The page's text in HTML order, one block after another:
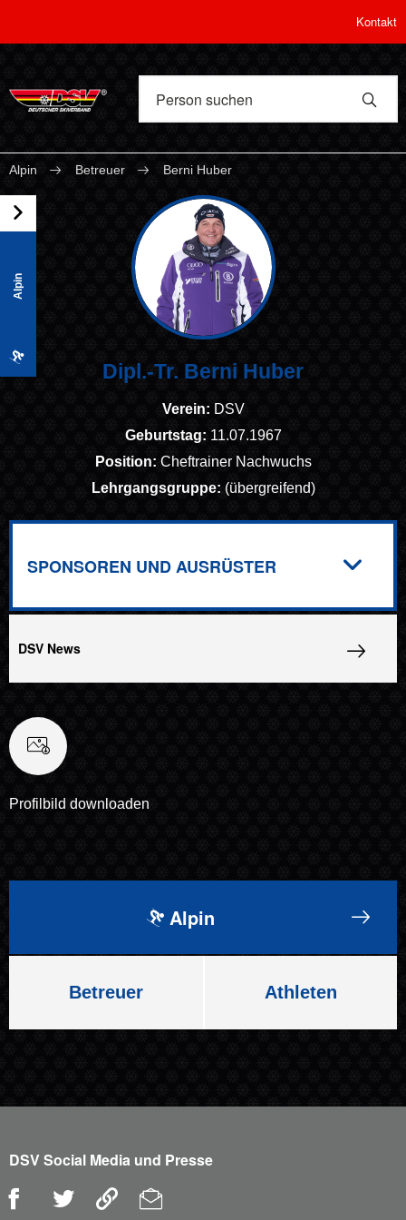
Kontakt
Alpin Betreuer Berni Huber
Alpin
Dipl.-Tr. Berni Huber
Verein: DSV
Geburtstag: 11.07.1967
Position: Cheftrainer Nachwuchs
Lehrgangsgruppe: (übergreifend)
SPONSOREN UND AUSRÜSTER
DSV News
Profilbild downloaden
Alpin
Betreuer Athleten
DSV Social Media und Presse